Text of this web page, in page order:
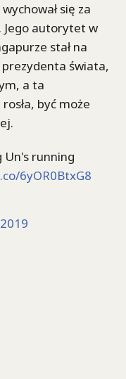
się za
Jego autorytet w
stał na
świata,
a ta
być może
Un's running
6yOR0BtxG8